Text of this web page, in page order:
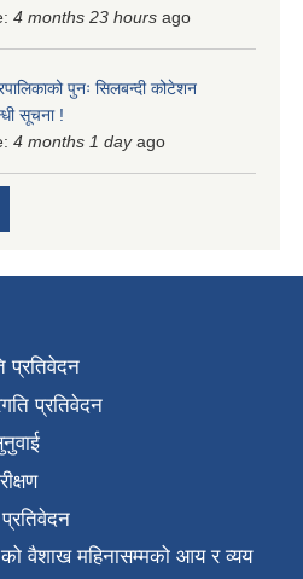
4 months 23 hours ago
पुनः सिलबन्दी कोटेशन
सूचना !
4 months 1 dayago
प्रतिवेदन
प्रतिवेदन
वैशाख महिनासम्मको आय र व्यय